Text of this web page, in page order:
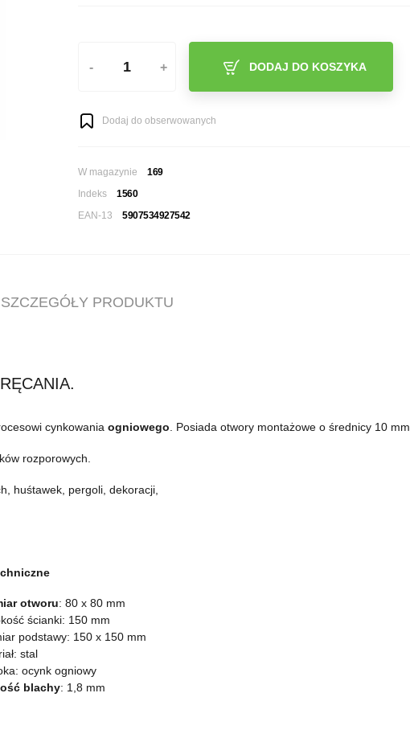
- + DODAJ DO KOSZYKA
Dodaj do obserwowanych
W magazynie
169
Indeks
1560
EAN-13
5907534927542
SZCZEGÓŁY PRODUKTU
cynkowania ogniowego . Posiada otwory montażowe o średnicy 10 mm.
rozporowych.
huśtawek, pergoli, dekoracji,
otworu: 80 x 80 mm
ścianki: 150 mm
podstawy: 150 x 150 mm
stal
ocynk ogniowy
blachy: 1,8 mm